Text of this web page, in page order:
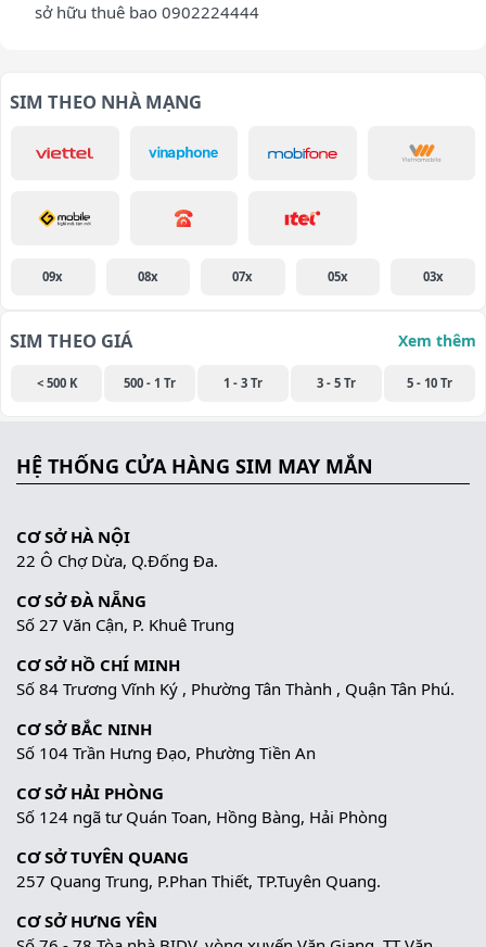
sở hữu thuê bao 0902224444
SIM THEO NHÀ MẠNG
09x 08x 07x 05x 03x
SIM THEO GIÁ Xem thêm
< 500 K 500 - 1 Tr 1 - 3 Tr 3 - 5 Tr 5 - 10 Tr
HỆ THỐNG CỬA HÀNG SIM MAY MẮN
CƠ SỞ HÀ NỘI
22 Ô Chợ Dừa, Q.Đống Đa.
CƠ SỞ ĐÀ NẴNG
Số 27 Văn Cận, P. Khuê Trung
CƠ SỞ HỒ CHÍ MINH
Số 84 Trương Vĩnh Ký , Phường Tân Thành , Quận Tân Phú.
CƠ SỞ BẮC NINH
Số 104 Trần Hưng Đạo, Phường Tiền An
CƠ SỞ HẢI PHÒNG
Số 124 ngã tư Quán Toan, Hồng Bàng, Hải Phòng
CƠ SỞ TUYÊN QUANG
257 Quang Trung, P.Phan Thiết, TP.Tuyên Quang.
CƠ SỞ HƯNG YÊN